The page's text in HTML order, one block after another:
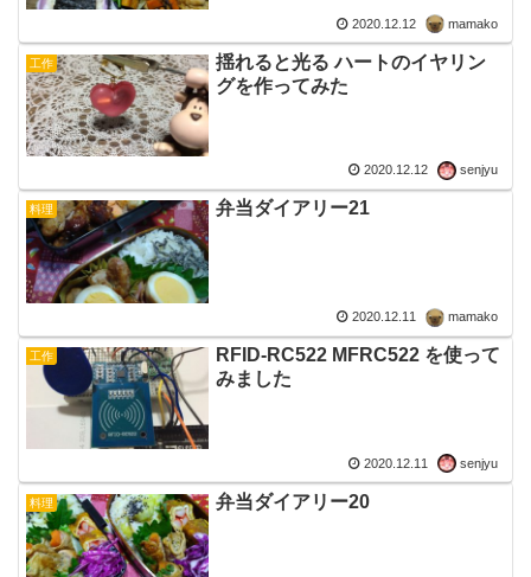
2020.12.12 mamako
工作
揺れると光る ハートのイヤリン
グを作ってみた
2020.12.12 senjyu
料理 弁当ダイアリー21
2020.12.11 mamako
工作
RFID-RC522 MFRC522 を使って
みました
2020.12.11 senjyu
料理 弁当ダイアリー20